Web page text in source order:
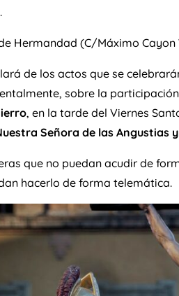
Hermandad (C/Máximo
de los actos que se
sobre la
, en la tarde del Viernes
Señora de las Angustias
que no puedan acudir de
hacerlo de forma telemática.